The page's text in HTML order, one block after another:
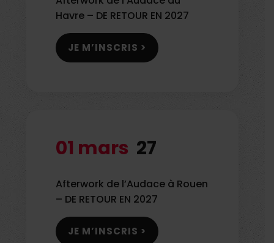
Havre – DE RETOUR EN 2027
JE M’INSCRIS >
01 mars 27
Afterwork de l’Audace à Rouen
– DE RETOUR EN 2027
JE M’INSCRIS >